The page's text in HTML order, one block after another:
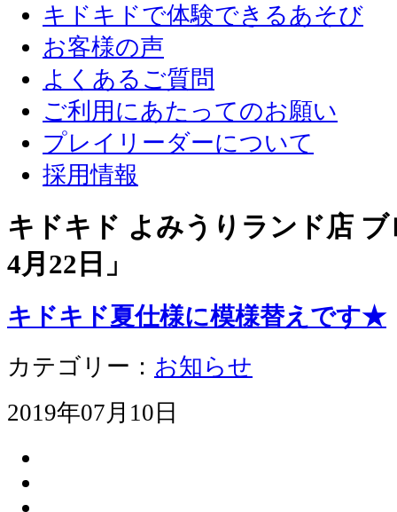
キドキドで体験できるあそび
お客様の声
よくあるご質問
ご利用にあたってのお願い
プレイリーダーについて
採用情報
キドキド よみうりランド店
4月22日 」
キドキド夏仕様に模様替えです★
カテゴリー： お知らせ
2019年07月10日